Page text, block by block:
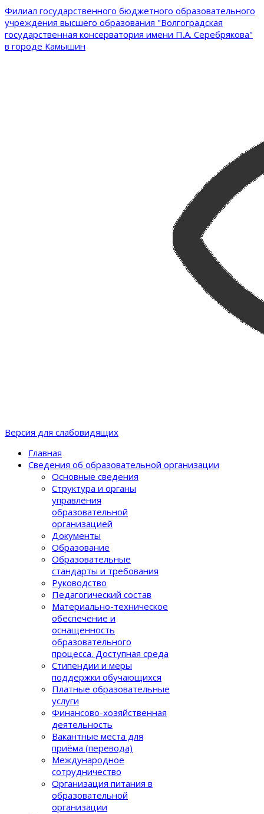
Филиал государственного бюджетного образовательного
учреждения высшего образования "Волгоградская
государственная консерватория имени П.А. Серебрякова"
в городе Камышин
Версия для слабовидящих
Главная
Сведения об образовательной организации
Основные сведения
Структура и органы
управления
образовательной
организацией
Документы
Образование
Образовательные
стандарты и требования
Руководство
Педагогический состав
Материально-техническое
обеспечение и
оснащенность
образовательного
процеcса. Доступная среда
Стипендии и меры
поддержки обучающихся
Платные образовательные
услуги
Финансово-хозяйственная
деятельность
Вакантные места для
приёма (перевода)
Международное
сотрудничество
Организация питания в
образовательной
организации